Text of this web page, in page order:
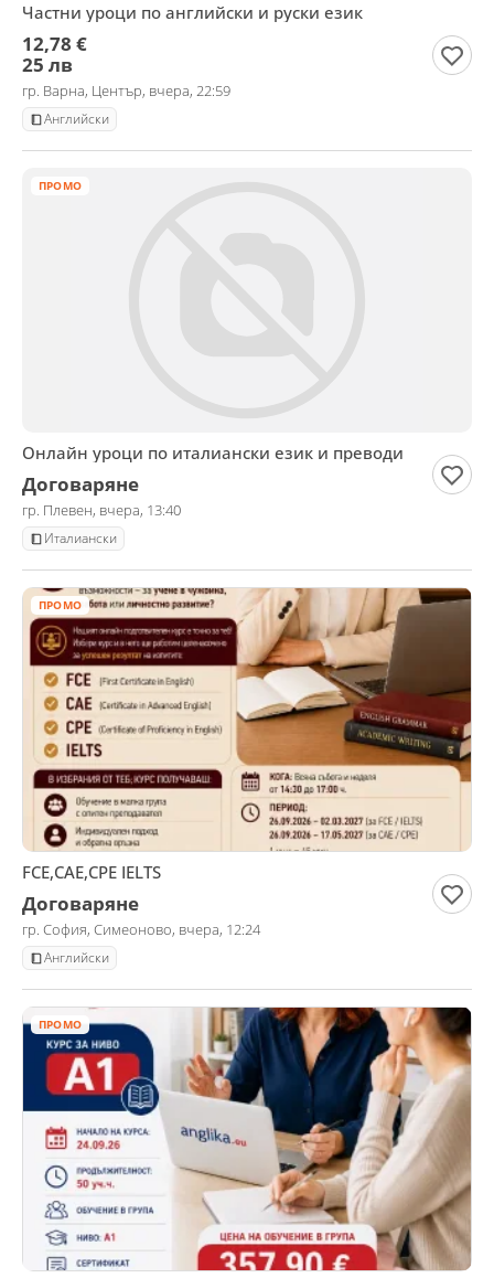
Частни уроци по английски и руски език
12,78 €
25 лв
гр. Варна, Център, вчера, 22:59
Английски
ПРОМО
Онлайн уроци по италиански език и преводи
Договаряне
гр. Плевен, вчера, 13:40
Италиански
ПРОМО
FCE,CAE,CPE IELTS
Договаряне
гр. София, Симеоново, вчера, 12:24
Английски
ПРОМО